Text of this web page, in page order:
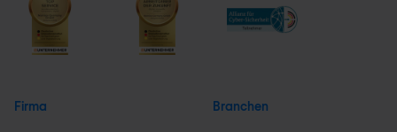
Firma Branchen